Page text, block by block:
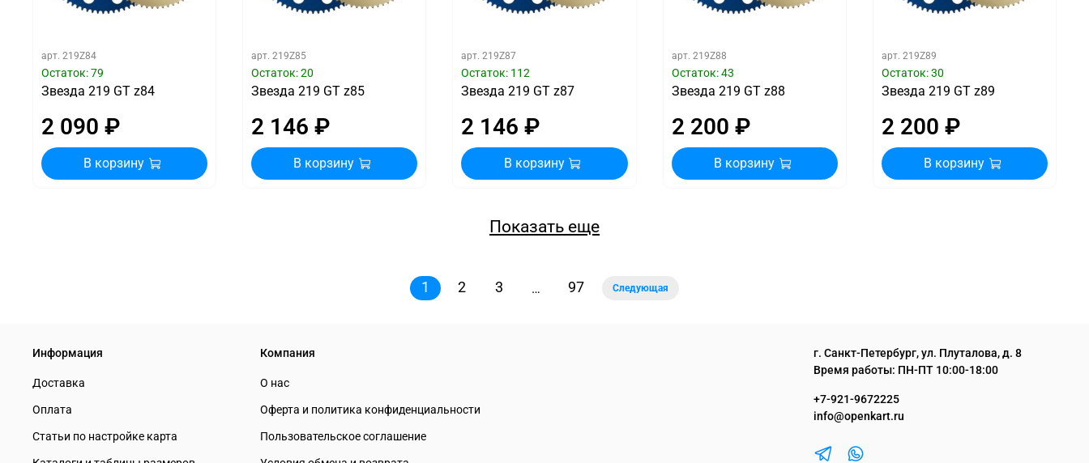
арт. 219Z84
Остаток: 79
Звезда 219 GT z84
2 090 ₽
В корзину
арт.219Z85
Остаток: 20
Звезда 219 GT z85
2 146 ₽
В корзину
арт.219Z87
Остаток: 112
Звезда 219 GT z87
2 146 ₽
В корзину
арт. 219Z88
Остаток: 43
Звезда 219 GT z88
2 200 ₽
В корзину
арт. 219Z89
Остаток: 30
Звезда 219 GT z89
2 200 ₽
В корзину
Показать еще
1 2 3 … 97 Следующая
Информация
Доставка
Оплата
Статьи по настройке карта
Компания
О нас
Оферта и политика конфиденциальности
Пользовательское соглашение
г. Санкт-Петербург, ул. Плуталова, д. 8
Время работы: ПН-ПТ 10:00-18:00
+7-921-9672225
info@openkart.ru